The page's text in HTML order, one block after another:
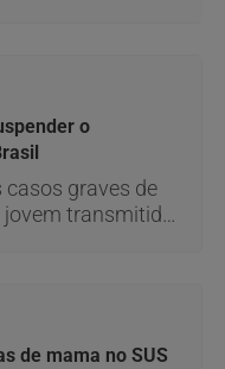
o
graves de
jovem transmitido
de mama no SUS